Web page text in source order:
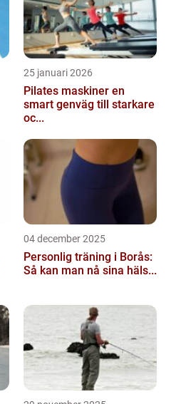
25 januari 2026
Pilates maskiner en
smart genväg till starkare
oc...
04 december 2025
Personlig träning i Borås:
Så kan man nå sina häls...